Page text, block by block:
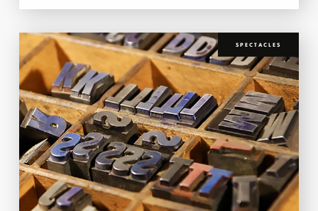
SPECTACLES